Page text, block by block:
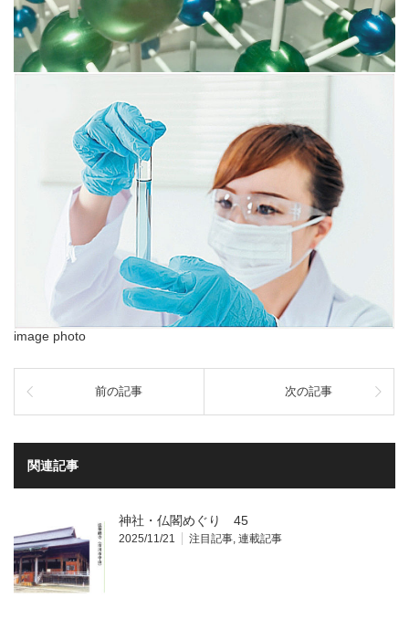
image photo
前の記事 次の記事
関連記事
神社・仏閣めぐり 45
2025/11/21 注目記事 連載記事